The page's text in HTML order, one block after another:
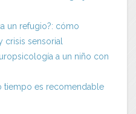
un refugio?: cómo
crisis sensorial
a un niño con
tiempo es recomendable